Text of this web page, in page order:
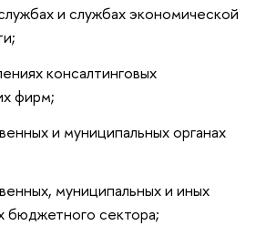
и службах экономической
консалтинговых
фирм;
и муниципальных органах
муниципальных и иных
бюджетного сектора;